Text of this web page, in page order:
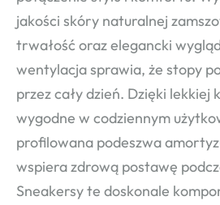
jakości skóry naturalnej
trwałość oraz elegancki
wentylacja sprawia, że stopy
przez cały dzień. Dzięki lekkiej
wygodne w codziennym
profilowana podeszwa
wspiera zdrową postawę
Sneakersy te doskonale